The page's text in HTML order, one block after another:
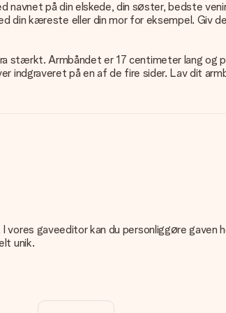
på din elskede, din søster, bedste
kæreste eller din mor for eksempel. Giv
Armbåndet er 17 centimeter lang og
indgraveret på en af de fire sider. Lav dit
vores gaveeditor kan du personliggøre
unik.